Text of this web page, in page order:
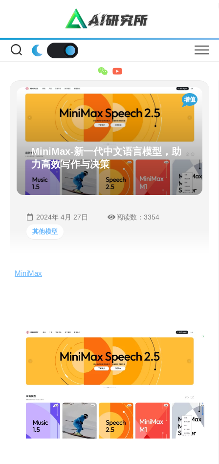
增值
MiniMax-新一代中文语言模型，助
力高效写作与决策
2024年 4月 27日 阅读数：3354
其他模型
MiniMax